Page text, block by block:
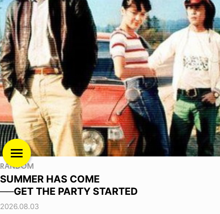
RANDOM
SUMMER HAS COME
──GET THE PARTY STARTED
2026.08.03